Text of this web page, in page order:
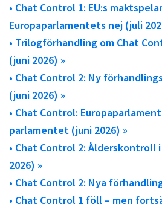
• Chat Control 1: EU:s
Europaparlamentets nej (juli
• Trilogförhandling om Chat
(juni 2026) »
• Chat Control 2: Ny
(juni 2026) »
• Chat Control:
parlamentet (juni 2026) »
• Chat Control 2: Ålderskontroll
2026) »
• Chat Control 2: Nya
• Chat Control 1 föll – men